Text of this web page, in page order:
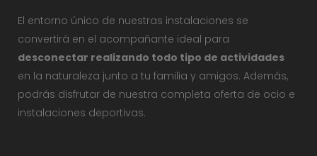
El entorno único de nuestras instalaciones se
convertirá en el acompañante ideal para
desconectar realizando todo tipo de actividades
en la naturaleza junto a tu familia y amigos. Además,
podrás disfrutar de nuestra completa oferta de ocio e
instalaciones deportivas.